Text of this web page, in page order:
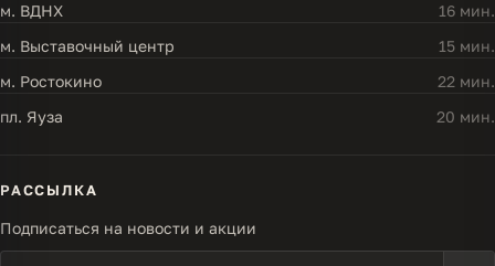
м. ВДНХ
16 мин.
м. Выставочный центр
15 мин.
м. Ростокино
22 мин.
пл. Яуза
20 мин.
РАССЫЛКА
Подписаться на новости и акции